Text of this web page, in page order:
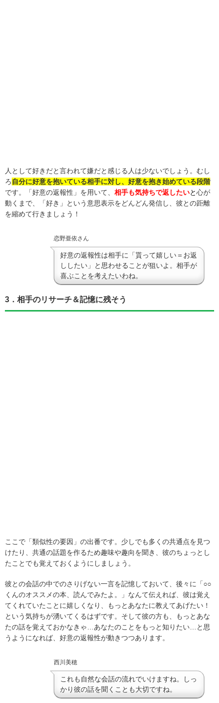
人として好きだと言われて嫌だと感じる人は少ないでしょう。むし
ろ 自分に好意を抱いている相手に対し、好意を抱き始めている段階
です。「好意の返報性」を用いて、 相手も気持ちで返したいと心が
動くまで、「好き」という意思表示をどんどん発信し、彼との距離
を縮めて行きましょう！
恋野亜依さん
好意の返報性は相手に「貰って嬉しい＝お返
ししたい」と思わせることが狙いよ。相手が
喜ぶことを考えたいわね。
3．相手のリサーチ＆記憶に残そう
ここで「類似性の要因」の出番です。少しでも多くの共通点を見つ
けたり、共通の話題を作るため趣味や趣向を聞き、彼のちょっとし
たことでも覚えておくようにしましょう。
彼との会話の中でのさりげない一言を記憶しておいて、後々に「○○
くんのオススメの本、読んでみたよ。」なんて伝えれば、彼は覚え
てくれていたことに嬉しくなり、もっとあなたに教えてあげたい！
という気持ちが湧いてくるはずです。そして彼の方も、もっとあな
たの話を覚えておかなきゃ…あなたのことをもっと知りたい…と思
うようになれば、好意の返報性が動きつつあります。
西川美穂
これも自然な会話の流れでいけますね。しっ
かり彼の話を聞くことも大切ですね。